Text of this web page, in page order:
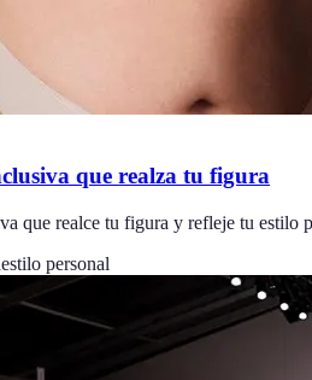
que realza tu figura
que realce tu figura y refleje tu estilo
estilo personal